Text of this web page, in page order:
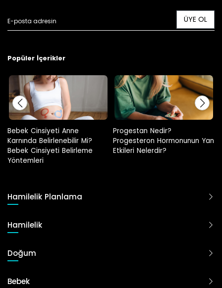
ÜYE OL
Popüler İçerikler
Progestan Nedir?
Progesteron Hormonunun Yan
Etkileri Nelerdir?
Hamilelikte Adet Görülür Mü?
Hamilelik Planlama
Hamilelik
Doğum
Bebek